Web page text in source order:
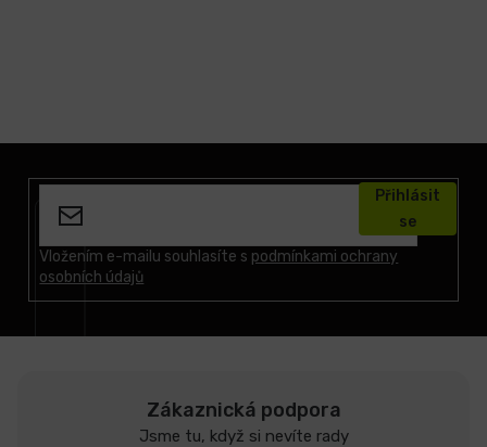
Vložením e-mailu souhlasíte s podmínkami ochrany
osobních údajů
Přihlásit
se
Zákaznická podpora
Jsme tu, když si nevíte rady